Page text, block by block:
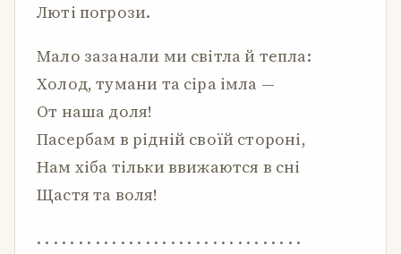
Люті погрози.
Мало зазанали ми світла й тепла:
Холод, тумани та сіра імла —
От наша доля!
Пасербам в рідній своїй стороні,
Нам хіба тільки ввижаются в сні
Щастя та воля!
. . . . . . . . . . . . . . . . . . . . . . . . . . . . . . . .